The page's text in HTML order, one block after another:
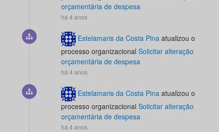
orçamentária de despesa
há 4 anos
Estelamaris da Costa Pina atualizou o
processo organizacional Solicitar alteração
orçamentária de despesa
há 4 anos
Estelamaris da Costa Pina atualizou o
processo organizacional Solicitar alteração
orçamentária de despesa
há 4 anos